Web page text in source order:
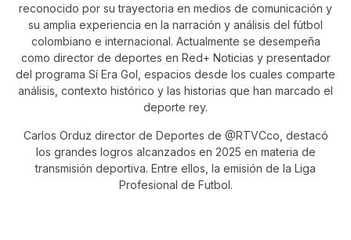
reconocido por su trayectoria en medios de comunicación y
su amplia experiencia en la narración y análisis del fútbol
colombiano e internacional. Actualmente se desempeña
como director de deportes en Red+ Noticias y presentador
del programa Sí Era Gol , espacios desde los cuales comparte
análisis, contexto histórico y las historias que han marcado el
deporte rey.
Carlos Orduz director de Deportes de @RTVCco, destacó
los grandes logros alcanzados en 2025 en materia de
transmisión deportiva. Entre ellos, la emisión de la Liga
Profesional de Futbol.